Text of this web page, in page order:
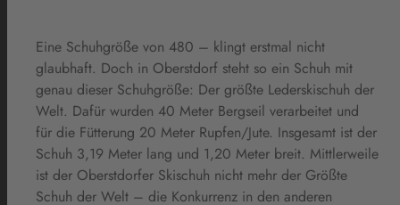
Eine Schuhgröße von 480 – klingt erstmal nicht
glaubhaft. Doch in Oberstdorf steht so ein Schuh mit
genau dieser Schuhgröße: Der größte Lederskischuh der
Welt. Dafür wurden 40 Meter Bergseil verarbeitet und
für die Fütterung 20 Meter Rupfen/Jute. Insgesamt ist der
Schuh 3,19 Meter lang und 1,20 Meter breit. Mittlerweile
ist der Oberstdorfer Skischuh nicht mehr der Größte
Schuh der Welt – die Konkurrenz in den anderen